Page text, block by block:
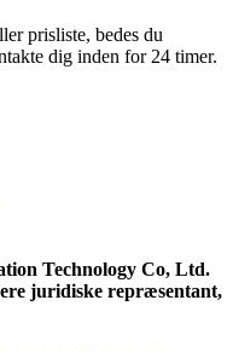
prisliste, bedes du
dig inden for 24 timer.
Technology Co, Ltd.
juridiske repræsentant,